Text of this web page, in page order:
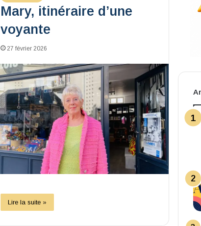
Mary, itinéraire d’une
voyante
27 février 2026
Lire la suite »